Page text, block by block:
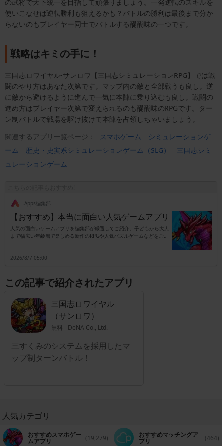
の武将で天下統一を目指して頑張りましょう。一発逆転のスキルを
使いこなせば逆転勝利も狙えるかも？バトルの勝利は最後まで分か
らないのもプレイヤー同士でバトルする醍醐味の一つです。
戦略はキミの手に！
三国志ロワイヤル-サンロワ【三国志シミュレーションRPG】では戦
闘のやり方はあなた次第です。マップ内の敵と全部戦うも良し。逆
に敵から避けるように進んで一気に本陣に乗り込むも良し。戦闘の
進め方はプレイヤー次第で変えられるのも醍醐味のRPGです。ター
ン制バトルで戦場を駆け抜けて本陣を占領しちゃいましょう。
関連するアプリ一覧ページ：
スマホゲーム
シミュレーションゲ
ーム
歴史・史実系シミュレーションゲーム（SLG）
三国志シミ
ュレーションゲーム
.Apps編集部
【おすすめ】本当に面白い人気ゲームアプリ
人気の面白いゲームアプリを編集部が厳選してご紹介。子どもから大人
まで幅広い年齢層で楽しめる新作のRPGや人気パズルゲームなどをご紹
2026/8/7 05:00
この記事で紹介されたアプリ
三国志ロワイヤル
（サンロワ）
無料 DeNA Co., Ltd.
三すくみのシステムを採用したマ
ップ制ターンバトル！
人気カテゴリ
おすすめスマホゲー
ムアプリ (19,279) おすすめマッチングア
プリ (464)